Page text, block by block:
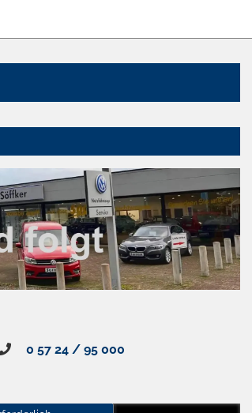
0 57 24 / 95 000